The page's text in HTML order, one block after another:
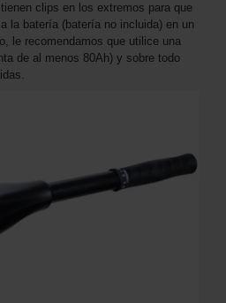
clips en los extremos para que
la batería (batería no incluida) en un
le recomendamos que utilice una
de al menos 80Ah) y sobre todo